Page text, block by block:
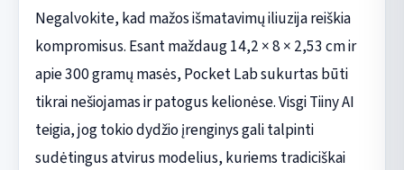
Negalvokite, kad mažos išmatavimų iliuzija reiškia
kompromisus. Esant maždaug 14,2 × 8 × 2,53 cm ir
apie 300 gramų masės, Pocket Lab sukurtas būti
tikrai nešiojamas ir patogus kelionėse. Visgi Tiiny AI
teigia, jog tokio dydžio įrenginys gali talpinti
sudėtingus atvirus modelius, kuriems tradiciškai